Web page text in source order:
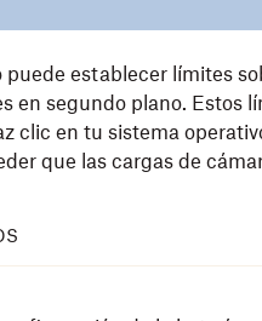
puede establecer límites
en segundo plano. Estos
clic en tu sistema
que las cargas de